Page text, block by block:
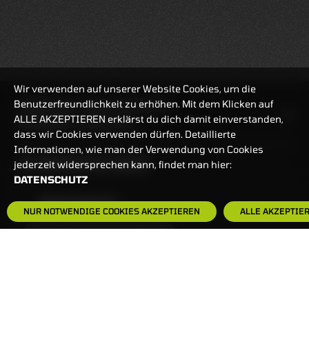
BANKEINSTELLUNGEN
HÄUFIG GESUCHT:
HANDELSZEIT
MO-FR: 7:30-23 UHR
ZERTIFIKATE
8:00-22 UHR
Wir verwenden auf unserer Website Cookies, um die
Benutzerfreundlichkeit zu erhöhen. Mit dem Klicken auf
ALLE AKZEPTIEREN erklärst du dich damit einverstanden,
dass wir Cookies verwenden dürfen. Detaillierte
Informationen, wie man der Verwendung von Cookies
jederzeit widersprechen kann, findet man hier:
DATENSCHUTZ
NUR NOTWENDIGE COOKIES AKZEPTIEREN ALLE